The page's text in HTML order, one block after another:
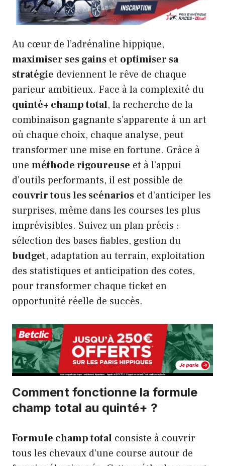
Au cœur de l’adrénaline hippique,
maximiser ses gains et optimiser sa
stratégie deviennent le rêve de chaque
parieur ambitieux. Face à la complexité du
quinté+ champ total, la recherche de la
combinaison gagnante s’apparente à un art
où chaque choix, chaque analyse, peut
transformer une mise en fortune. Grâce à
une méthode rigoureuse et à l’appui
d’outils performants, il est possible de
couvrir tous les scénarios et d’anticiper les
surprises, même dans les courses les plus
imprévisibles. Suivez un plan précis :
sélection des bases fiables, gestion du
budget, adaptation au terrain, exploitation
des statistiques et anticipation des cotes,
pour transformer chaque ticket en
opportunité réelle de succès.
Comment fonctionne la formule
champ total au quinté+ ?
Formule champ total consiste à couvrir
tous les chevaux d’une course autour de